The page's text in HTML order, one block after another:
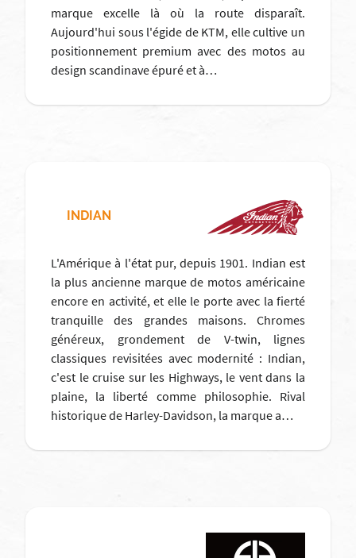
marque excelle là où la route disparaît.
Aujourd'hui sous l'égide de KTM, elle cultive un
positionnement premium avec des motos au
design scandinave épuré et à…
INDIAN
L'Amérique à l'état pur, depuis 1901. Indian est
la plus ancienne marque de motos américaine
encore en activité, et elle le porte avec la fierté
tranquille des grandes maisons. Chromes
généreux, grondement de V-twin, lignes
classiques revisitées avec modernité : Indian,
c'est le cruise sur les Highways, le vent dans la
plaine, la liberté comme philosophie. Rival
historique de Harley-Davidson, la marque a…